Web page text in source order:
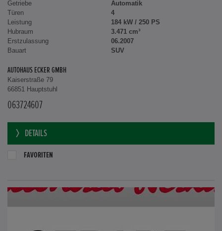
Getriebe
Automatik
Türen
4
Leistung
184 kW / 250 PS
Hubraum
3.471 cm³
Erstzulassung
06.2007
Bauart
SUV
AUTOHAUS ECKER GMBH
Kaiserstraße 79
66851 Hauptstuhl
063724607
DETAILS
FAVORITEN